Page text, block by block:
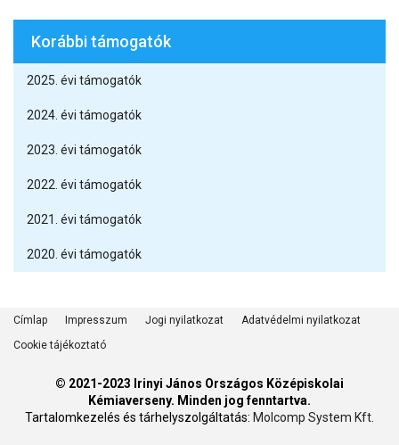
Korábbi támogatók
2025. évi támogatók
2024. évi támogatók
2023. évi támogatók
2022. évi támogatók
2021. évi támogatók
2020. évi támogatók
Címlap Impresszum Jogi nyilatkozat
Adatvédelmi nyilatkozat
Cookie tájékoztató
© 2021-2023 Irinyi János Országos Középiskolai
Kémiaverseny. Minden jog fenntartva.
Tartalomkezelés és tárhelyszolgáltatás: Molcomp System Kft.